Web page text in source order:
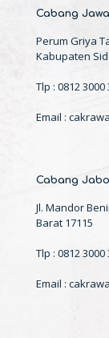
Cabang
Perum Griya
Kabupaten
Tlp : 0812 3000
Email :
Cabang
Jl. Mandor
Barat 17115
Tlp : 0812 3000
Email :